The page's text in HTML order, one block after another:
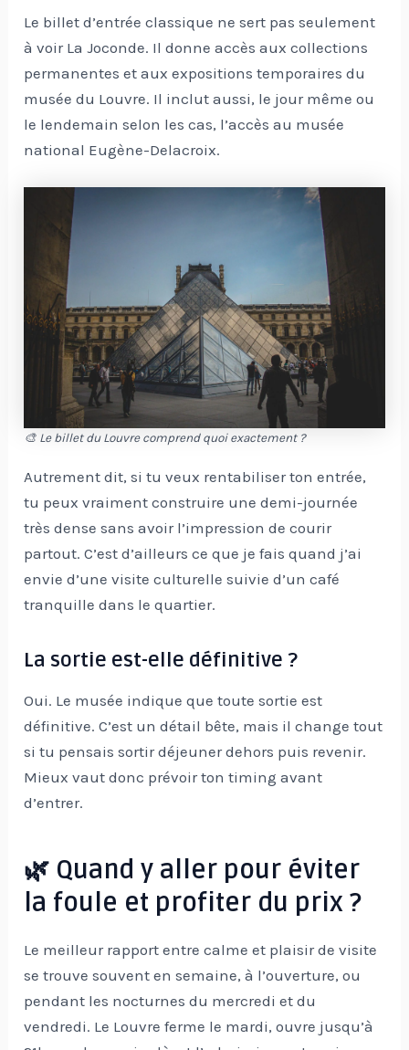
Le billet d’entrée classique ne sert pas seulement
à voir La Joconde. Il donne accès aux collections
permanentes et aux expositions temporaires du
musée du Louvre. Il inclut aussi, le jour même ou
le lendemain selon les cas, l’accès au musée
national Eugène-Delacroix.
🎨 Le billet du Louvre comprend quoi exactement ?
Autrement dit, si tu veux rentabiliser ton entrée,
tu peux vraiment construire une demi-journée
très dense sans avoir l’impression de courir
partout. C’est d’ailleurs ce que je fais quand j’ai
envie d’une visite culturelle suivie d’un café
tranquille dans le quartier.
La sortie est-elle définitive ?
Oui. Le musée indique que toute sortie est
définitive. C’est un détail bête, mais il change tout
si tu pensais sortir déjeuner dehors puis revenir.
Mieux vaut donc prévoir ton timing avant
d’entrer.
🌿 Quand y aller pour éviter
la foule et profiter du prix ?
Le meilleur rapport entre calme et plaisir de visite
se trouve souvent en semaine, à l’ouverture, ou
pendant les nocturnes du mercredi et du
vendredi. Le Louvre ferme le mardi, ouvre jusqu’à